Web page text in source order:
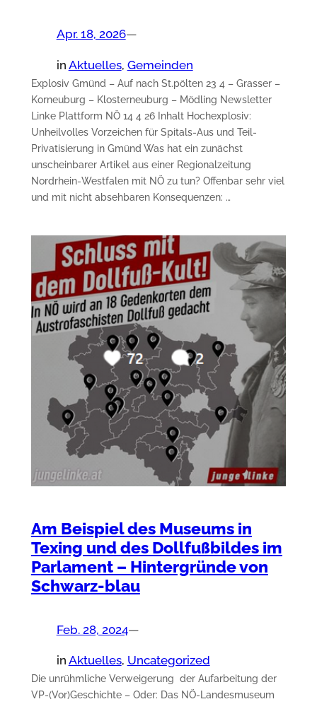
Apr. 18, 2026—
in Aktuelles, Gemeinden
Explosiv Gmünd – Auf nach St.pölten 23 4 – Grasser –
Korneuburg – Klosterneuburg – Mödling Newsletter
Linke Plattform NÖ 14 4 26 Inhalt Hochexplosiv:
Unheilvolles Vorzeichen für Spitals-Aus und Teil-
Privatisierung in Gmünd Was hat ein zunächst
unscheinbarer Artikel aus einer Regionalzeitung
Nordrhein-Westfalen mit NÖ zu tun? Offenbar sehr viel
und mit nicht absehbaren Konsequenzen: …
Am Beispiel des Museums in
Texing und des Dollfußbildes im
Parlament – Hintergründe von
Schwarz-blau
Feb. 28, 2024—
in Aktuelles, Uncategorized
Die unrühmliche Verweigerung der Aufarbeitung der
VP-(Vor)Geschichte – Oder: Das NÖ-Landesmuseum